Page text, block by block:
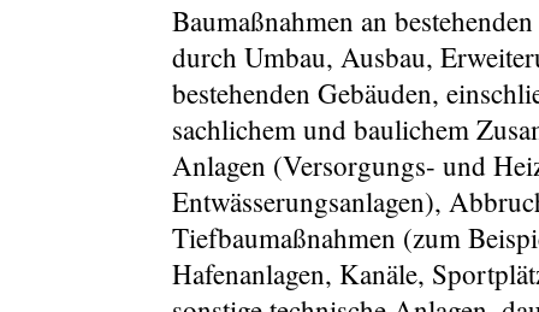
Baumaßnahmen an
durch Umbau, Ausbau,
bestehenden Gebäuden,
sachlichem und baulichem
Anlagen (Versorgungs- und
Entwässerungsanlagen),
Tiefbaumaßnahmen (zum
Hafenanlagen, Kanäle,